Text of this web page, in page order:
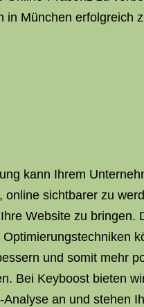
in München erfolgreich
kann Ihrem
online sichtbarer zu
Website zu bringen.
und somit mehr
Bei Keyboost bieten
Analyse an und stehen